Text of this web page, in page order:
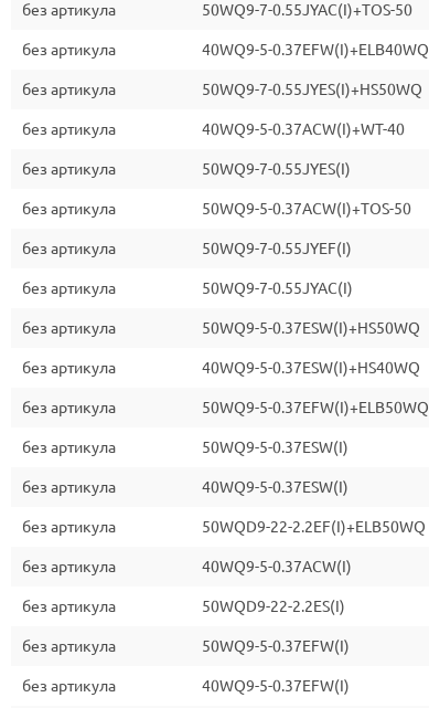
без артикула 50WQ9-7-0.55JYAC(I)+TOS-50
без артикула 40WQ9-5-0.37EFW(I)+ELB40WQ
без артикула 50WQ9-7-0.55JYES(I)+HS50WQ
без артикула 40WQ9-5-0.37ACW(I)+WT-40
без артикула 50WQ9-7-0.55JYES(I)
без артикула 50WQ9-5-0.37ACW(I)+TOS-50
без артикула 50WQ9-7-0.55JYEF(I)
без артикула 50WQ9-7-0.55JYAC(I)
без артикула 50WQ9-5-0.37ESW(I)+HS50WQ
без артикула 40WQ9-5-0.37ESW(I)+HS40WQ
без артикула 50WQ9-5-0.37EFW(I)+ELB50WQ
без артикула 50WQ9-5-0.37ESW(I)
без артикула 40WQ9-5-0.37ESW(I)
без артикула 50WQD9-22-2.2EF(I)+ELB50WQ
без артикула 40WQ9-5-0.37ACW(I)
без артикула 50WQD9-22-2.2ES(I)
без артикула 50WQ9-5-0.37EFW(I)
без артикула 40WQ9-5-0.37EFW(I)